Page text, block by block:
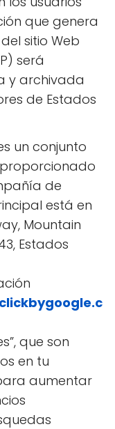
que genera
sitio Web
será
y archivada
de Estados
un conjunto
de
está en
Mountain
Estados
que son
en tu
aumentar